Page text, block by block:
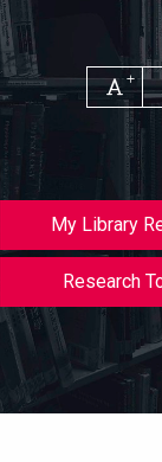
My Library
Research